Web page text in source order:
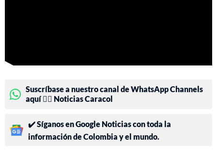
Suscríbase a nuestro canal de WhatsApp Channels
aquí 👉🏻 Noticias Caracol
✔️ Síganos en Google Noticias con toda la
información de Colombia y el mundo.